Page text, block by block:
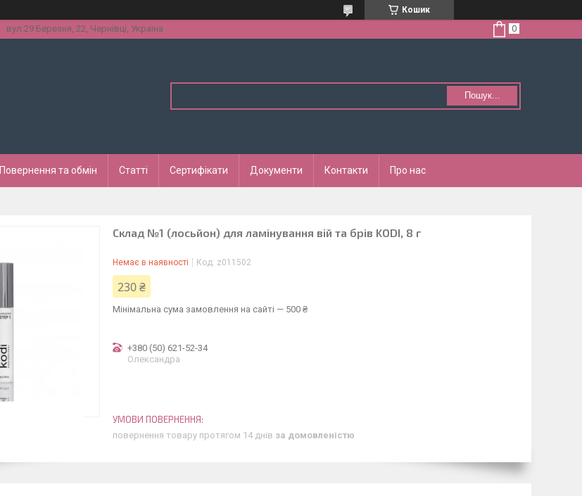
Кошик
вул.29 Березня, 22, Чернівці, Україна
Пошук...
Повернення та обмін Статті Сертифікати Документи Контакти Про нас
Склад №1 (лосьйон) для ламінування вій та брів KODI, 8 г
Немає в наявності Код: z011502
230 ₴
Мінімальна сума замовлення на сайті — 500 ₴
+380 (50) 621-52-34
Олександра
повернення товару протягом 14 днів за домовленістю